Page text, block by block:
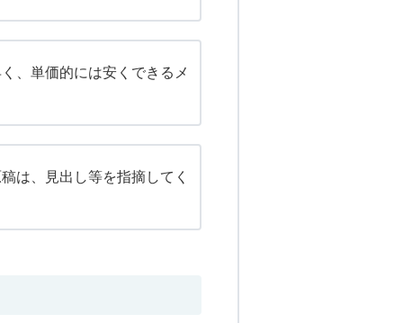
、単価的には安くできるメ
は、見出し等を指摘してく